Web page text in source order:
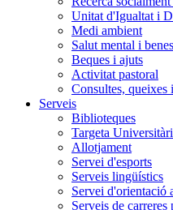
Unitat d'Igualtat i
Medi ambient
Salut mental i
Beques i ajuts
Activitat pastoral
Consultes, queixes
Serveis
Biblioteques
Targeta
Allotjament
Servei d'esports
Serveis lingüístics
Servei d'orientació
Serveis de